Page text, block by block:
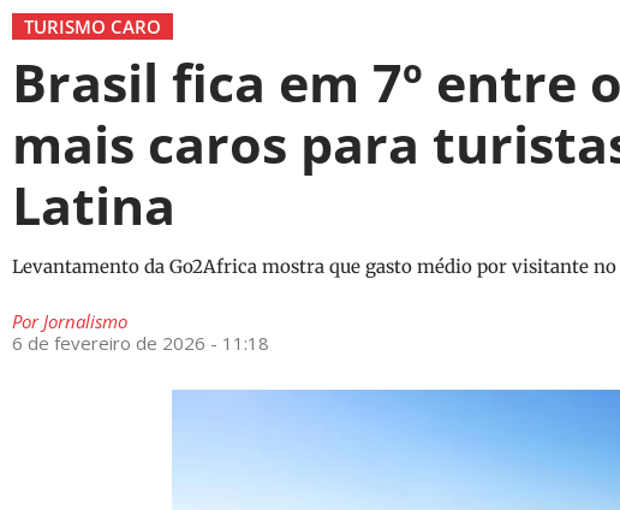
TURISMO CARO
Brasil fica em 7º entre
mais caros para
Latina
Levantamento da Go2Africa mostra que gasto médio por visitante no
PorJornalismo
6 de fevereiro de 2026 - 11:18